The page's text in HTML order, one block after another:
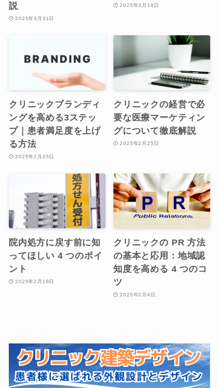
説
2025年3月31日
2025年3月19日
クリニックブランディ
ングを高める3ステッ
プ｜患者満足度を上げ
る方法
2025年2月25日
クリニックの経営で必
要な医療マーケティン
グについて徹底解説
2025年2月25日
院内処方に戻す前に知
ってほしい 4 つのポイ
ント
2025年2月18日
クリニックの PR 方法
の基本と応用：地域認
知度を高める 4 つのコ
ツ
2025年2月4日